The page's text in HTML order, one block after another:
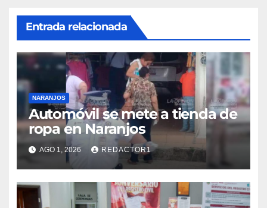
Entrada relacionada
NARANJOS
Automóvil se mete a tienda de
ropa en Naranjos
AGO 1, 2026 REDACTOR1